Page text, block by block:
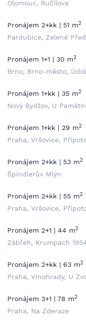
Olomouc, Ručilova
Pronájem 2+kk | 51 m2
Pardubice, Zelené
Pronájem 1+1 | 30 m2
Brno, Brno-město,
Pronájem 1+kk | 35 m2
Nový Bydžov, U
Pronájem 1+kk | 29 m2
Praha, Vršovice,
Pronájem 2+kk | 53 m2
Špindlerův Mlýn
Pronájem 2+kk | 55 m2
Praha, Vršovice,
Pronájem 2+1 | 44 m2
Zábřeh, Krumpach
Pronájem 2+kk | 63 m2
Praha, Vinohrady, U
Pronájem 3+1 | 78 m2
Praha, Na Zderaze